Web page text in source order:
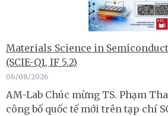
Materials Science in
(SCIE-Q1, IF 5.2)
06/08/2026
AM-Lab Chúc mừng TS. Phạm
công bố quốc tế mới trên tạp chí